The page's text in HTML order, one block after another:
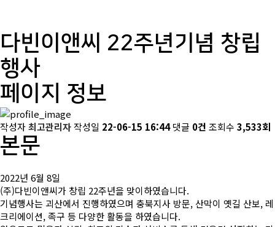
다빈이앤씨 22주년기념 창립
행사
페이지 정보
작성자최고관리자작성일 22-06-15 16:44 댓글 0건 조회수 3,533회
본문
2022년 6월 8일
(주)다빈이앤씨가 창립 22주년을 맞이하였습니다.
기념행사는 괴산에서 진행하였으며 충북지사 방문, 산막이 옛길 산보, 레
크리에이션, 족구 등 다양한 활동을 하였습니다.